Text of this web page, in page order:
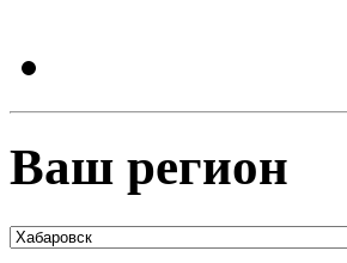
Ваш регион